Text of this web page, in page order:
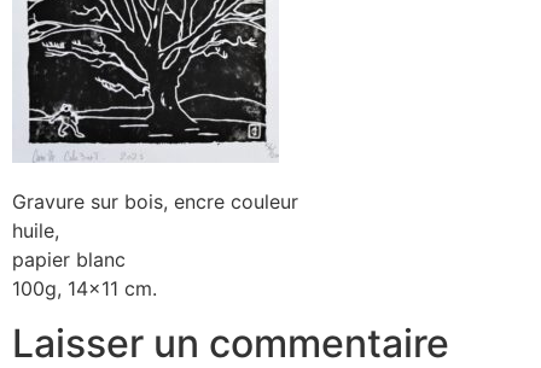
Gravure sur bois, encre couleur
huile,
papier blanc
100g, 14×11 cm.
Laisser un commentaire